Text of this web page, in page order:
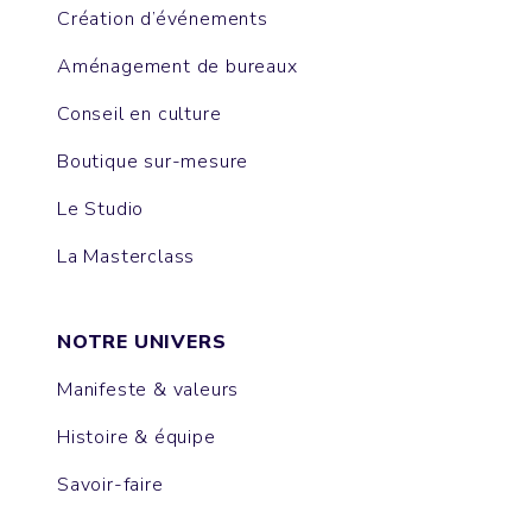
Création d’événements
Aménagement de bureaux
Conseil en culture
Boutique sur-mesure
Le Studio
La Masterclass
NOTRE UNIVERS
Manifeste & valeurs
Histoire & équipe
Savoir-faire